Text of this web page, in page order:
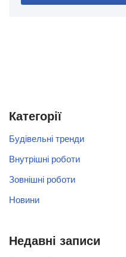
Категорії
Будівельні тренди
Внутрішні роботи
Зовнішні роботи
Новини
Недавні записи